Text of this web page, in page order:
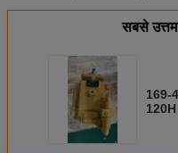
सबसे उत्तम
169-